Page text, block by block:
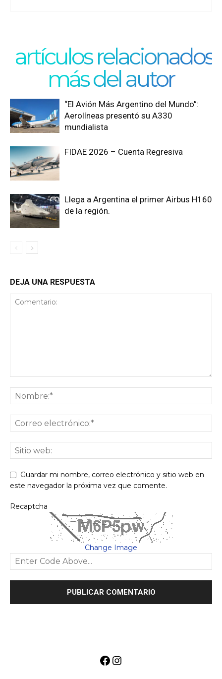
artículos relacionados
más del autor
“El Avión Más Argentino del Mundo”:
Aerolíneas presentó su A330
mundialista
FIDAE 2026 – Cuenta Regresiva
Llega a Argentina el primer Airbus H160
de la región.
DEJA UNA RESPUESTA
Guardar mi nombre, correo electrónico y sitio web en
este navegador la próxima vez que comente.
Recaptcha
Change Image
Facebook
Instagram